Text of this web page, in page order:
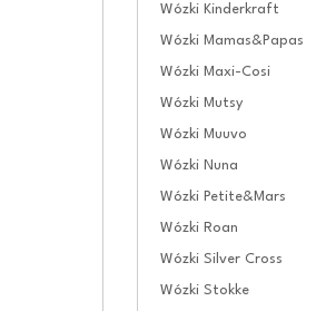
Wózki Kinderkraft
Wózki Mamas&Papas
Wózki Maxi-Cosi
Wózki Mutsy
Wózki Muuvo
Wózki Nuna
Wózki Petite&Mars
Wózki Roan
Wózki Silver Cross
Wózki Stokke